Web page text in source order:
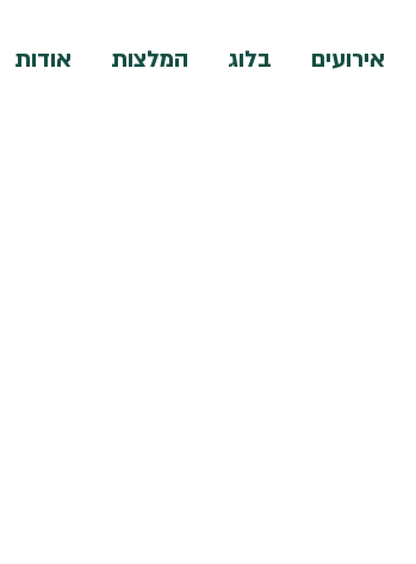
אירועים בלוג המלצות אודות